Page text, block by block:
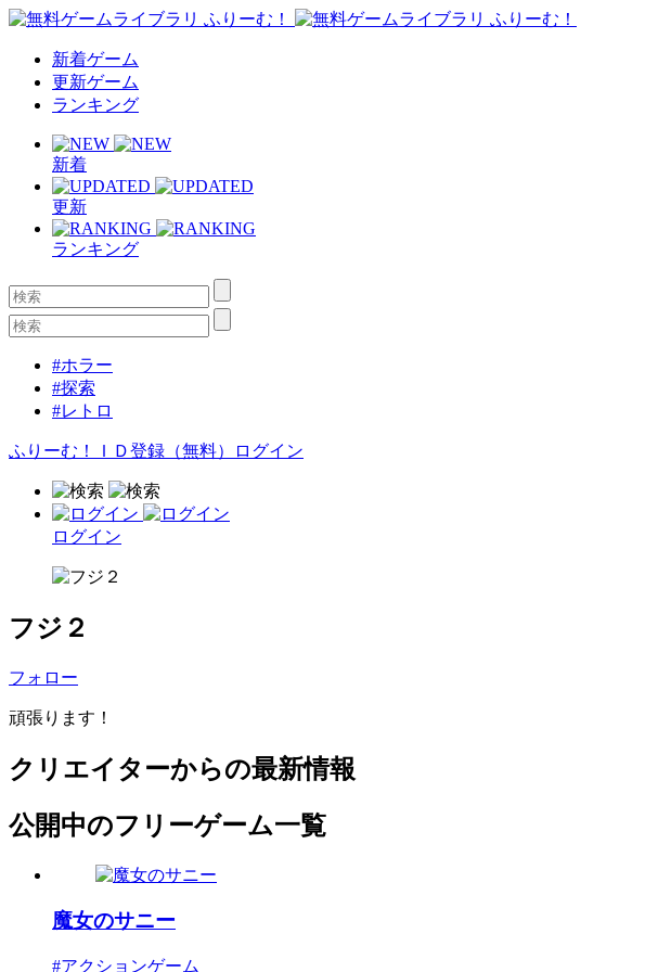
新着ゲーム
更新ゲーム
ランキング
新着
更新
ランキング
#ホラー
#探索
#レトロ
ふりーむ！ＩＤ登録（無料） ログイン
ログイン
フジ２
フォロー
頑張ります！
クリエイターからの最新情報
公開中のフリーゲーム一覧
魔女のサニー
#アクションゲーム